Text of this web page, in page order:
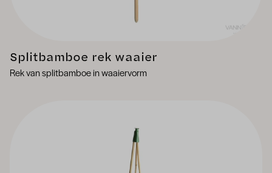
Splitbamboe rek waaier
Rek van splitbamboe in waaiervorm